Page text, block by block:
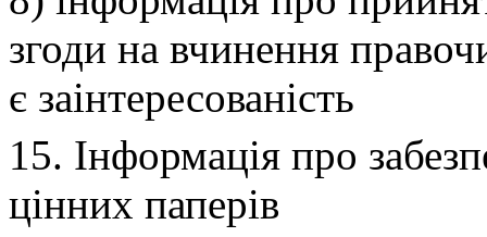
згоди на вчинення
є заінтересованість
15. Інформація про
цінних паперів